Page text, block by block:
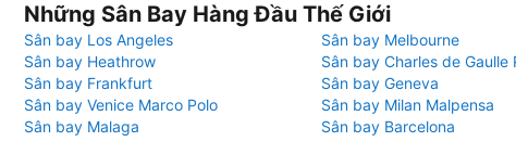
Những Sân Bay Hàng Đầu Thế Giới
Sân bay Los Angeles
Sân bay Melbourne
Sân bay Heathrow
Sân bay Charles de Gaulle
Sân bay Frankfurt
Sân bay Geneva
Sân bay Venice Marco Polo
Sân bay Milan Malpensa
Sân bay Malaga
Sân bay Barcelona